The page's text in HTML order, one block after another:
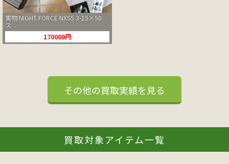
実物 NIGHT FORCE NXS5.3-15×50
ス...
170000円
その他の買取実績を見る
買取対象アイテム一覧